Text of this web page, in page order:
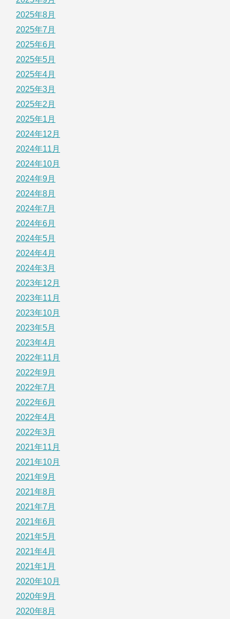
2025年8月
2025年7月
2025年6月
2025年5月
2025年4月
2025年3月
2025年2月
2025年1月
2024年12月
2024年11月
2024年10月
2024年9月
2024年8月
2024年7月
2024年6月
2024年5月
2024年4月
2024年3月
2023年12月
2023年11月
2023年10月
2023年5月
2023年4月
2022年11月
2022年9月
2022年7月
2022年6月
2022年4月
2022年3月
2021年11月
2021年10月
2021年9月
2021年8月
2021年7月
2021年6月
2021年5月
2021年4月
2021年1月
2020年10月
2020年9月
2020年8月